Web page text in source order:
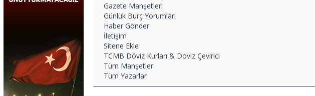
Gazete Manşetleri
Günlük Burç Yorumları
Haber Gönder
İletişim
Sitene Ekle
TCMB Döviz Kurları & Döviz Çevirici
Tüm Manşetler
Tüm Yazarlar